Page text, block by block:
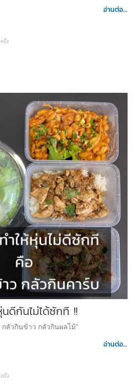
อ่านต่อ...
รั้ง
นดีกันไม่ได้ซักที !!
กลัวกินข้าว กลัวกินผลไม้”
อ่านต่อ...
รั้ง